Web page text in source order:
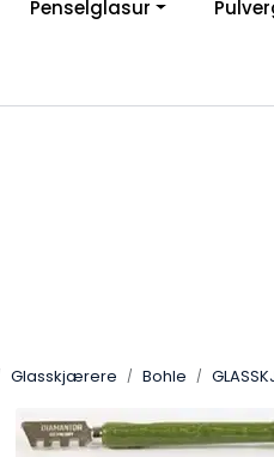
Penselglasur
Glasskjærere Bohle